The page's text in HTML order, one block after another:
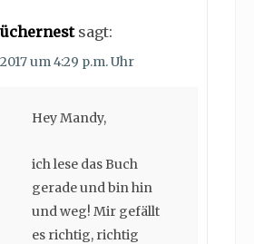
sagt:
um 4:29 p.m. Uhr
Hey Mandy,
ich lese das Buch
gerade und bin hin
und weg! Mir gefällt
es richtig, richtig